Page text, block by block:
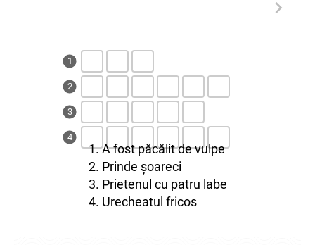
1
2
3
4
1. A fost păcălit de vulpe
2. Prinde șoareci
3. Prietenul cu patru labe
4. Urecheatul fricos